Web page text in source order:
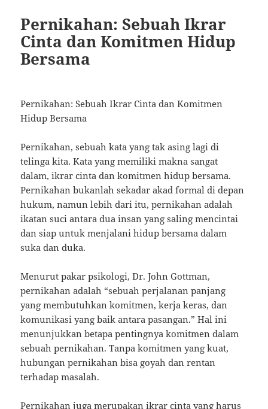
Pernikahan: Sebuah Ikrar
Cinta dan Komitmen Hidup
Bersama
Pernikahan: Sebuah Ikrar Cinta dan Komitmen
Hidup Bersama
Pernikahan, sebuah kata yang tak asing lagi di
telinga kita. Kata yang memiliki makna sangat
dalam, ikrar cinta dan komitmen hidup bersama.
Pernikahan bukanlah sekadar akad formal di depan
hukum, namun lebih dari itu, pernikahan adalah
ikatan suci antara dua insan yang saling mencintai
dan siap untuk menjalani hidup bersama dalam
suka dan duka.
Menurut pakar psikologi, Dr. John Gottman,
pernikahan adalah “sebuah perjalanan panjang
yang membutuhkan komitmen, kerja keras, dan
komunikasi yang baik antara pasangan.” Hal ini
menunjukkan betapa pentingnya komitmen dalam
sebuah pernikahan. Tanpa komitmen yang kuat,
hubungan pernikahan bisa goyah dan rentan
terhadap masalah.
Pernikahan juga merupakan ikrar cinta yang harus